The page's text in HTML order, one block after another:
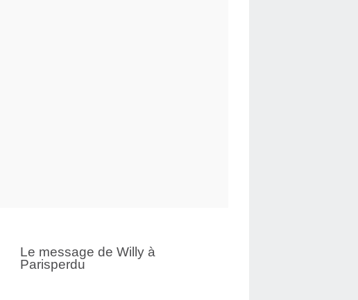
Le message de Willy à
Parisperdu